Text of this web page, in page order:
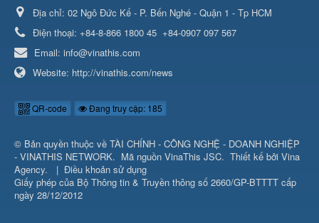
Địa chỉ: 02 Ngô Đức Kế - P. Bến Nghé - Quận 1 - Tp HCM
Điện thoại: +84-8-866 1800 45 +84-0907 097 567
Email: info@vinathis.com
Website: http://vinathis.com/news
QR-code Đang truy cập: 185
© Bản quyền thuộc về TÀI CHÍNH - CÔNG NGHỆ - DOANH NGHIỆP
- VINATHIS NETWORK. Mã nguồn VinaThis JSC. Thiết kế bởi Vina
Agency. | Điều khoản sử dụng
Giấy phép của Bộ Thông tin & Truyền thông số 2660/GP-BTTTT cấp
ngày 28/12/2012